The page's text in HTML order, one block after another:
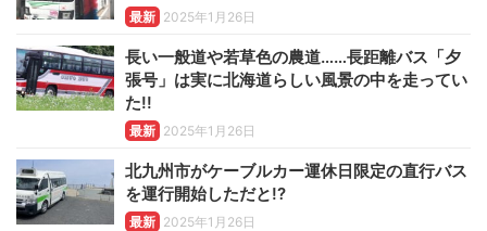
最新 2025年1月26日
長い一般道や若草色の農道……長距離バス「夕
張号」は実に北海道らしい風景の中を走ってい
た!!
最新 2025年1月26日
北九州市がケーブルカー運休日限定の直行バス
を運行開始しただと!?
最新 2025年1月26日